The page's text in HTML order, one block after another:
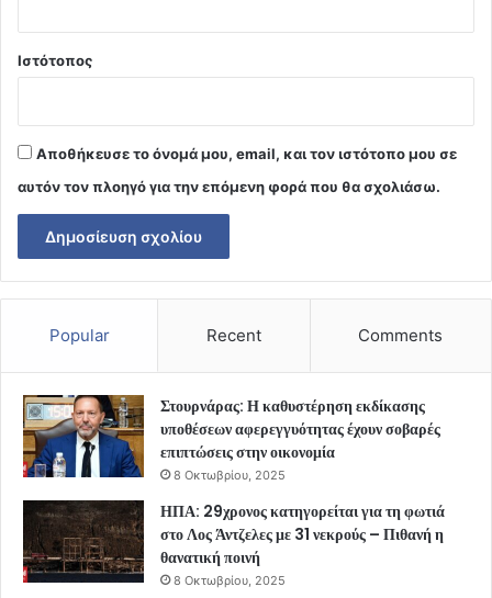
Ιστότοπος
Αποθήκευσε το όνομά μου, email, και τον ιστότοπο μου σε
αυτόν τον πλοηγό για την επόμενη φορά που θα σχολιάσω.
Popular Recent Comments
Στουρνάρας: Η καθυστέρηση εκδίκασης
υποθέσεων αφερεγγυότητας έχουν σοβαρές
επιπτώσεις στην οικονομία
8 Οκτωβρίου, 2025
ΗΠΑ: 29χρονος κατηγορείται για τη φωτιά
στο Λος Άντζελες με 31 νεκρούς – Πιθανή η
θανατική ποινή
8 Οκτωβρίου, 2025